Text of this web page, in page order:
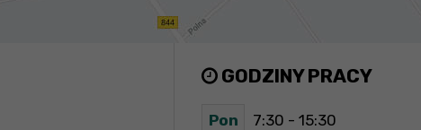
GODZINY PRACY
Pon 7:30 - 15:30